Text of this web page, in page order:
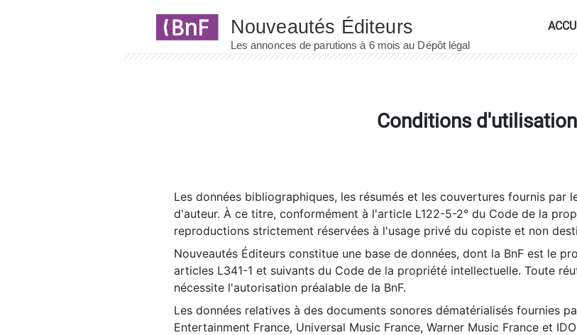
Conditions d'utilisation
Les données bibliographiques, les résumés et les couvertures fournis par
d'auteur. À ce titre, conformément à l'article L122-5-2° du Code de la
reproductions strictement réservées à l'usage privé du copiste et non
Nouveautés Éditeurs constitue une base de données, dont la BnF est le
articles L341-1 et suivants du Code de la propriété intellectuelle. Toute
nécessite l'autorisation préalable de la BnF.
Les données relatives à des documents sonores dématérialisés fournies
Entertainment France, Universal Music France, Warner Music France et